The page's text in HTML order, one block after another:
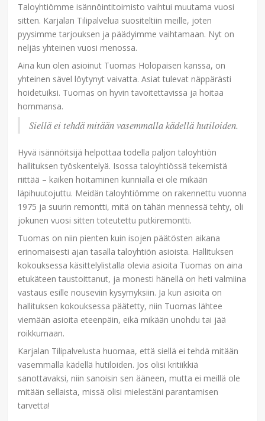
Taloyhtiömme isännöintitoimisto vaihtui muutama vuosi
sitten. Karjalan Tilipalvelua suositeltiin meille, joten
pyysimme tarjouksen ja päädyimme vaihtamaan. Nyt on
neljäs yhteinen vuosi menossa.
Aina kun olen asioinut Tuomas Holopaisen kanssa, on
yhteinen sävel löytynyt vaivatta. Asiat tulevat näppärästi
hoidetuiksi. Tuomas on hyvin tavoitettavissa ja hoitaa
hommansa.
Siellä ei tehdä mitään vasemmalla kädellä hutiloiden.
Hyvä isännöitsijä helpottaa todella paljon taloyhtiön
hallituksen työskentelyä. Isossa taloyhtiössä tekemistä
riittää – kaiken hoitaminen kunnialla ei ole mikään
läpihuutojuttu. Meidän taloyhtiömme on rakennettu vuonna
1975 ja suurin remontti, mitä on tähän mennessä tehty, oli
jokunen vuosi sitten toteutettu putkiremontti.
Tuomas on niin pienten kuin isojen päätösten aikana
erinomaisesti ajan tasalla taloyhtiön asioista. Hallituksen
kokouksessa käsittelylistalla olevia asioita Tuomas on aina
etukäteen taustoittanut, ja monesti hänellä on heti valmiina
vastaus esille nouseviin kysymyksiin. Ja kun asioita on
hallituksen kokouksessa päätetty, niin Tuomas lähtee
viemään asioita eteenpäin, eikä mikään unohdu tai jää
roikkumaan.
Karjalan Tilipalvelusta huomaa, että siellä ei tehdä mitään
vasemmalla kädellä hutiloiden. Jos olisi kritiikkiä
sanottavaksi, niin sanoisin sen ääneen, mutta ei meillä ole
mitään sellaista, missä olisi mielestäni parantamisen
tarvetta!